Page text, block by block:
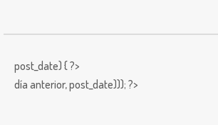
post_date) { ?>
día anterior,post_date))); ?>